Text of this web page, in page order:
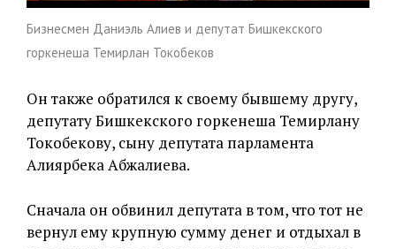
Бизнесмен Даниэль Алиев и депутат Бишкекского
горкенеша Темирлан Токобеков
Он также обратился к своему бывшему другу,
депутату Бишкекского горкенеша Темирлану
Токобекову, сыну депутата парламента
Алиярбека Абжалиева.
Сначала он обвинил депутата в том, что тот не
вернул ему крупную сумму денег и отдыхал в